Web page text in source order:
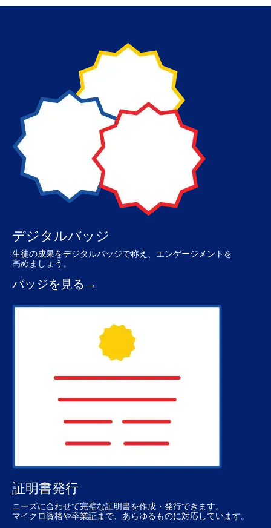
デジタルバッジ
生徒の​成果を​デジタルバッジで​称え、​エンゲージメントを​
高めましょう。​
バッジを見る→
証明書発行
ニーズに​合わせて​完璧な​証明書を​作成・発行できます。​
マイクロ資格や​卒業証まで、​あらゆる​ものに​対応しています。